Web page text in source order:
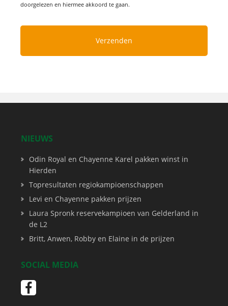
doorgelezen en hiermee akkoord te gaan.
NIEUWS
Odin Royal en Chayenne Karel pakken winst in
Hierden
Topresultaten regiokampioenschappen
Levi en Chayenne pakken prijzen
Laura Spronk reservekampioen van Gelderland in
de L2
Britt, Anwen, Robby en Elaine in de prijzen
SOCIAL MEDIA